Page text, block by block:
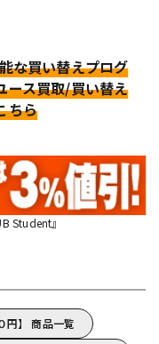
な買い替えプログ
ース買取/買い替え
ちら
Student』
円】 商品一覧